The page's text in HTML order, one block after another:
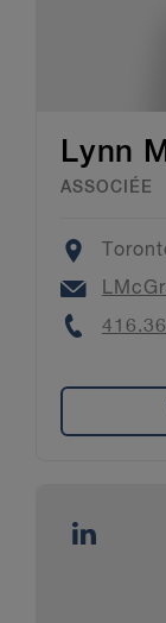
Lynn
ASSOCIÉE
Location
Email
Phone